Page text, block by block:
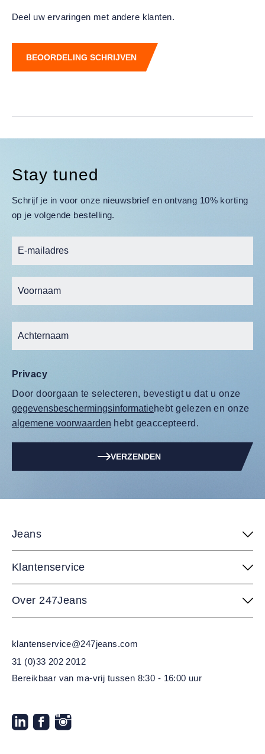
Deel uw ervaringen met andere klanten.
BEOORDELING SCHRIJVEN
Stay tuned
Schrijf je in voor onze nieuwsbrief en ontvang 10% korting
op je volgende bestelling.
Privacy
Door doorgaan te selecteren, bevestigt u dat u onze
gegevensbeschermingsinformatiehebt gelezen en onze
algemene voorwaarden hebt geaccepteerd.
VERZENDEN
Jeans
Klantenservice
Over 247Jeans
klantenservice@247jeans.com
31 (0)33 202 2012
Bereikbaar van ma-vrij tussen 8:30 - 16:00 uur